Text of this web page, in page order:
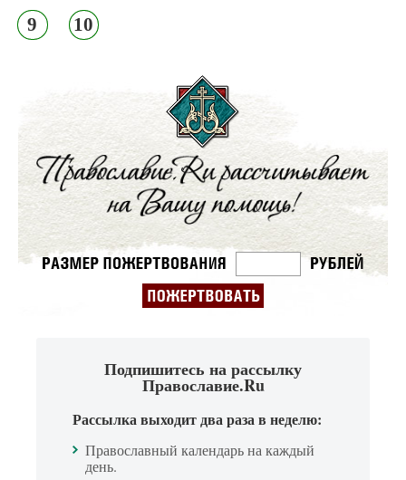
9 10
Подпишитесь на рассылку
Православие.Ru
Рассылка выходит два раза в неделю:
Православный календарь на каждый
день.